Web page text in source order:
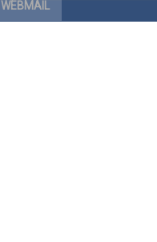
WEBMAIL